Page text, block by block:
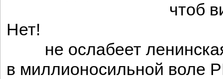
чтоб вихрем
Нет!
не ослабеет
в миллионосильной воле